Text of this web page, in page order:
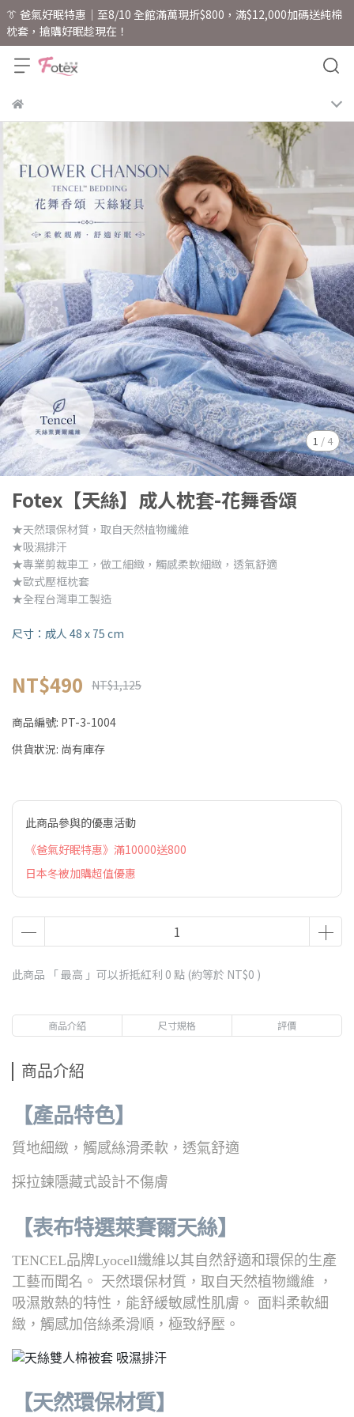
👔 爸氣好眠特惠｜至8/10 全館滿萬現折$800，滿$12,000加碼送純棉
枕套，搶購好眠趁現在！
1 / 4
Fotex【天絲】成人枕套-花舞香頌
★天然環保材質，取自天然植物纖維
★吸濕排汗
★專業剪裁車工，做工細緻，觸感柔軟細緻，透氣舒適
★歐式壓框枕套
★全程台灣車工製造
尺寸：成人 48 x 75 cm
NT$490 NT$1,125
商品編號: PT-3-1004
供貨狀況: 尚有庫存
此商品參與的優惠活動
《爸氣好眠特惠》滿10000送800
日本冬被加購超值優惠
此商品 「 最高 」可以折抵紅利 0 點 (約等於 NT$0 )
商品介紹 尺寸規格 評價
商品介紹
【產品特色】
質地細緻，觸感絲滑柔軟，透氣舒適
採拉鍊隱藏式設計不傷膚
【表布特選萊賽爾天絲】
TENCEL品牌Lyocell纖維以其自然舒適和環保的生產
工藝而聞名。 天然環保材質，取自天然植物纖維 ，
吸濕散熱的特性，能舒緩敏感性肌膚。 面料柔軟細
緻，觸感加倍絲柔滑順，極致紓壓。
【天然環保材質】